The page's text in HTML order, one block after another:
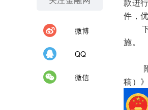
微博
QQ
微信
件，
下
施。
稿）